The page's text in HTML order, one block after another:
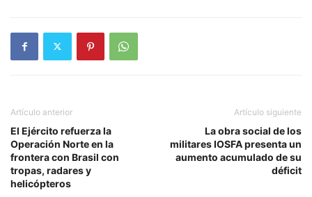
Artículo anterior
El Ejército refuerza la
Operación Norte en la
frontera con Brasil con
tropas, radares y
helicópteros
Artículo siguiente
La obra social de los
militares IOSFA presenta un
aumento acumulado de su
déficit